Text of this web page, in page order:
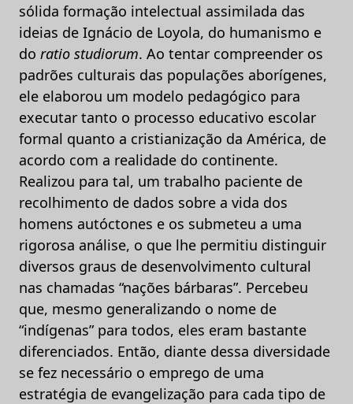
sólida formação intelectual assimilada das
ideias de Ignácio de Loyola, do humanismo e
do ratio studiorum. Ao tentar compreender os
padrões culturais das populações aborígenes,
ele elaborou um modelo pedagógico para
executar tanto o processo educativo escolar
formal quanto a cristianização da América, de
acordo com a realidade do continente.
Realizou para tal, um trabalho paciente de
recolhimento de dados sobre a vida dos
homens autóctones e os submeteu a uma
rigorosa análise, o que lhe permitiu distinguir
diversos graus de desenvolvimento cultural
nas chamadas “nações bárbaras”. Percebeu
que, mesmo generalizando o nome de
“indígenas” para todos, eles eram bastante
diferenciados. Então, diante dessa diversidade
se fez necessário o emprego de uma
estratégia de evangelização para cada tipo de